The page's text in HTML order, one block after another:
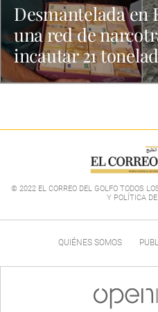
Desmantelada en
una red de
incautar 21
© 2022 EL CORREO DEL GOLFO TODOS
Y POLÍTICA
QUIÉNES SOMOS